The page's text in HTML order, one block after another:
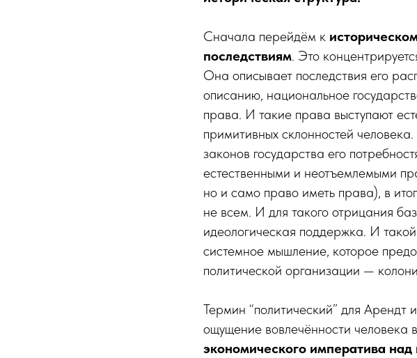
Сначала перейдём к
последствиям. Это
Она описывает последствия его
описанию, национальное
права. И такие права выступают
примитивных склонностей
законов государства его
естественными и неотъемлемыми
но и само право иметь права), в
не всем. И для такого отрицания
идеологическая поддержка. И
системное мышление, которое
политической организации —
Термин “политический” для Арендт
ощущение вовлечённости человека
экономического императива